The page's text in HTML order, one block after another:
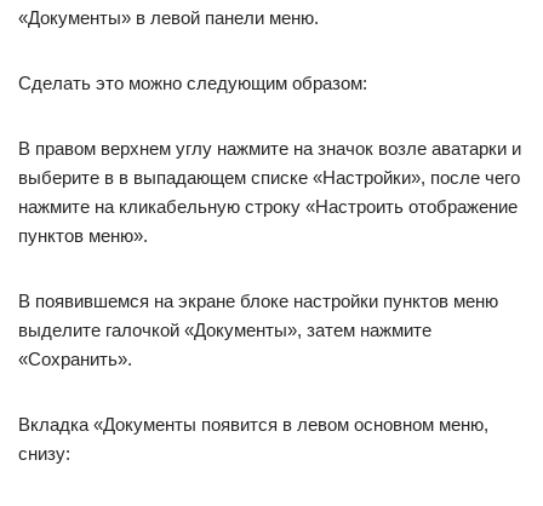
«Документы» в левой панели меню.
Сделать это можно следующим образом:
В правом верхнем углу нажмите на значок возле аватарки и
выберите в в выпадающем списке «Настройки», после чего
нажмите на кликабельную строку «Настроить отображение
пунктов меню».
В появившемся на экране блоке настройки пунктов меню
выделите галочкой «Документы», затем нажмите
«Сохранить».
Вкладка «Документы появится в левом основном меню,
снизу: